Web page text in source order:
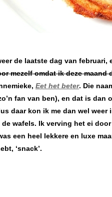
de laatste dag van
mezelf omdat ik deze maand
Eet het beter. Die
fan van ben), en dat is dan
daar kon ik me dan wel weer
wafels. Ik verving het ei
een heel lekkere en luxe
‘snack’.